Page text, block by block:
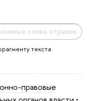
текста
правовые